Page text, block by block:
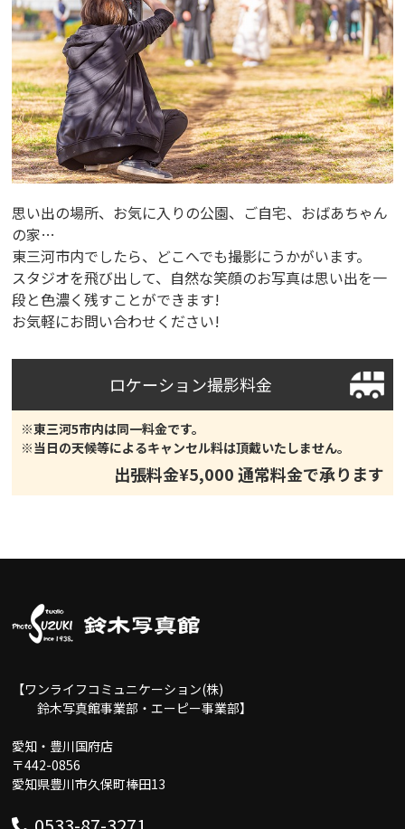
思い出の場所、お気に入りの公園、ご自宅、おばあちゃん
の家…
東三河市内でしたら、どこへでも撮影にうかがいます。
スタジオを飛び出して、自然な笑顔のお写真は思い出を一
段と色濃く残すことができます!
お気軽にお問い合わせください!
ロケーション撮影料金
※東三河5市内は同一料金です。
※当日の天候等によるキャンセル料は頂戴いたしません。
出張料金¥5,000 通常料金で承ります
【ワンライフコミュニケーション(株)
鈴木写真館事業部・エーピー事業部】
愛知・豊川国府店
〒442-0856
愛知県豊川市久保町棒田13